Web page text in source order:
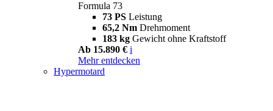
Formula 73
73 PS Leistung
65,2 Nm Drehmoment
183 kg Gewicht ohne Kraftstoff
Ab 15.890 € i
Mehr entdecken
Hypermotard